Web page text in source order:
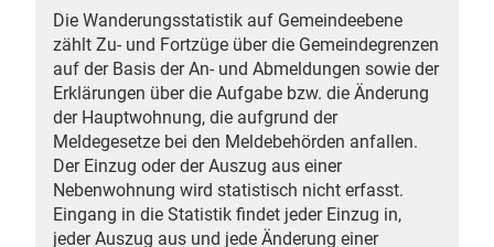
Die Wanderungsstatistik auf Gemeindeebene
zählt Zu- und Fortzüge über die Gemeindegrenzen
auf der Basis der An- und Abmeldungen sowie der
Erklärungen über die Aufgabe bzw. die Änderung
der Hauptwohnung, die aufgrund der
Meldegesetze bei den Meldebehörden anfallen.
Der Einzug oder der Auszug aus einer
Nebenwohnung wird statistisch nicht erfasst.
Eingang in die Statistik findet jeder Einzug in,
jeder Auszug aus und jede Änderung einer